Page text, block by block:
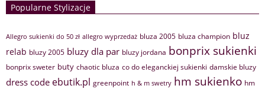
Popularne Stylizacje
Allegro sukienki do 50 zł allegro wyprzedaż bluza 2005 bluza champion bluz
relab bluzy 2005 bluzy dla par bluzy jordana bonprix sukienki
bonprix sweter buty chaotic bluza co do eleganckiej sukienki damskie bluzy
dress code ebutik.pl greenpoint h & m swetry hm sukienko hm